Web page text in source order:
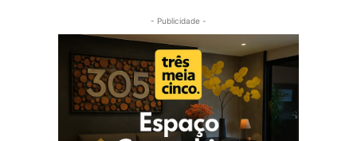
- Publicidade -